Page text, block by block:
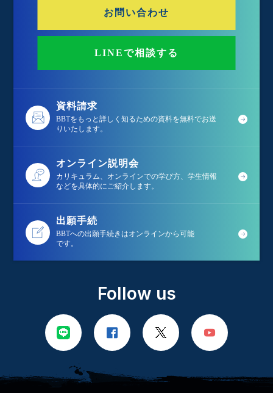
お問い合わせ
LINEで相談する
資料請求
BBTをもっと詳しく知るための資料を無料でお送
りいたします。
オンライン説明会
カリキュラム、オンラインでの学び方、学生情報
などを具体的にご紹介します。
出願手続
BBTへの出願手続きはオンラインから可能
です。
Follow us